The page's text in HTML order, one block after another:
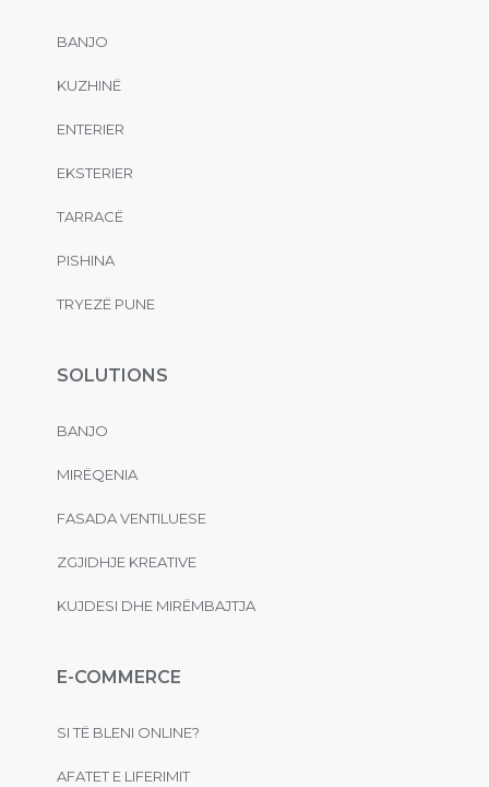
BANJO
KUZHINË
ENTERIER
EKSTERIER
TARRACË
PISHINA
TRYEZË PUNE
SOLUTIONS
BANJO
MIRËQENIA
FASADA VENTILUESE
ZGJIDHJE KREATIVE
KUJDESI DHE MIRËMBAJTJA
E-COMMERCE
SI TË BLENI ONLINE?
AFATET E LIFERIMIT